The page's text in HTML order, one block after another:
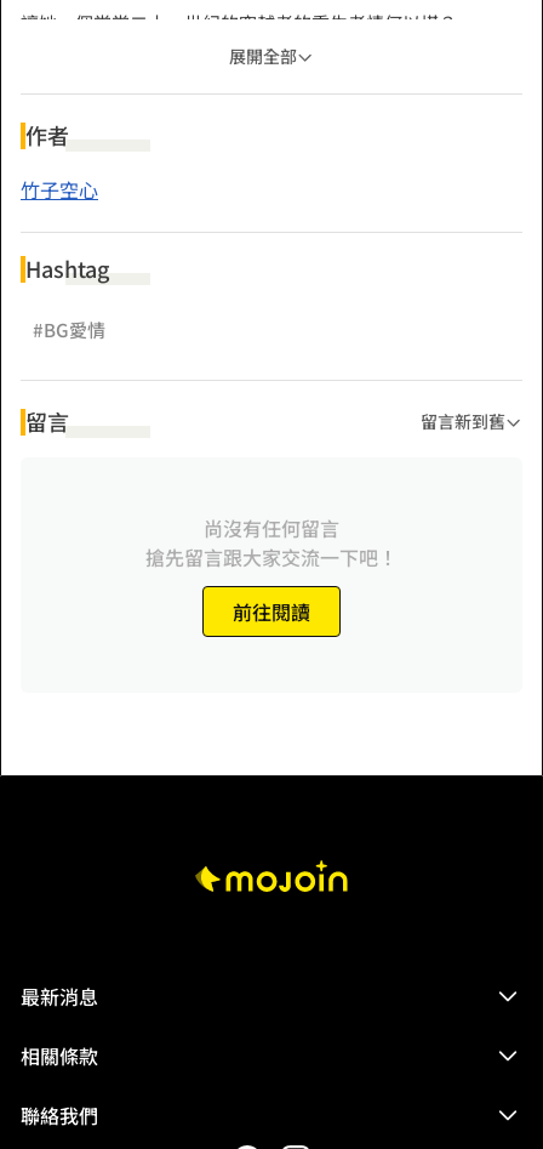
讓她一個堂堂二十一世紀的穿越者的重生者情何以堪？
不過柳云溪轉念一想，這人已經是自己的夫君了，有個這麼強
大加穩固的靠山，她以後在這雪域國橫著走也沒人敢吭一聲
了。
展開全部
作者
竹子空心
Hashtag
#BG愛情
留言 留言新到舊
尚沒有任何留言
搶先留言跟大家交流一下吧！
前往閱讀
最新消息
相關條款
聯絡我們